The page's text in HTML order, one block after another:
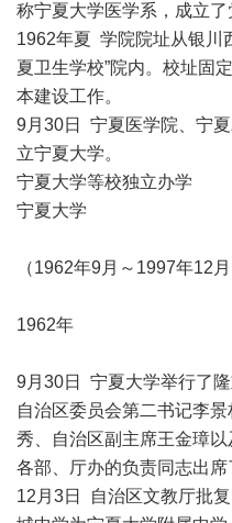
称宁夏大学医学系，成立了
1962年夏 学院院址从银川
夏卫生学校”院内。校址固
本建设工作。
9月30日 宁夏医学院、宁
立宁夏大学。
宁夏大学等校独立办学
宁夏大学
（1962年9月～1997年12月
1962年
9月30日 宁夏大学举行了
自治区委员会第二书记李
秀、自治区副主席王金璋
各部、厅办的负责同志出席
12月3日 自治区文教厅批